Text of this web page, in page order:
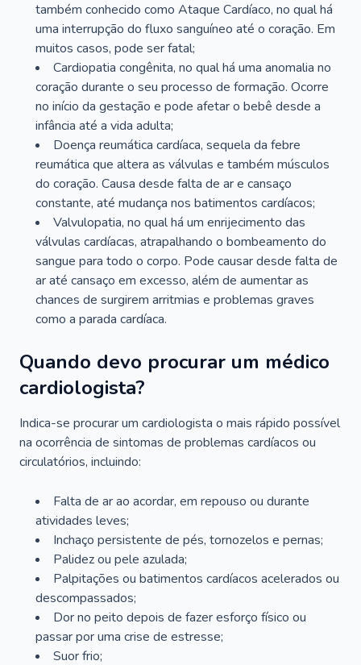
também conhecido como Ataque Cardíaco, no qual há
uma interrupção do fluxo sanguíneo até o coração. Em
muitos casos, pode ser fatal;
Cardiopatia congênita, no qual há uma anomalia no
coração durante o seu processo de formação. Ocorre
no início da gestação e pode afetar o bebê desde a
infância até a vida adulta;
Doença reumática cardíaca, sequela da febre
reumática que altera as válvulas e também músculos
do coração. Causa desde falta de ar e cansaço
constante, até mudança nos batimentos cardíacos;
Valvulopatia, no qual há um enrijecimento das
válvulas cardíacas, atrapalhando o bombeamento do
sangue para todo o corpo. Pode causar desde falta de
ar até cansaço em excesso, além de aumentar as
chances de surgirem arritmias e problemas graves
como a parada cardíaca.
Quando devo procurar um médico
cardiologista?
Indica-se procurar um cardiologista o mais rápido possível
na ocorrência de sintomas de problemas cardíacos ou
circulatórios, incluindo:
Falta de ar ao acordar, em repouso ou durante
atividades leves;
Inchaço persistente de pés, tornozelos e pernas;
Palidez ou pele azulada;
Palpitações ou batimentos cardíacos acelerados ou
descompassados;
Dor no peito depois de fazer esforço físico ou
passar por uma crise de estresse;
Suor frio;